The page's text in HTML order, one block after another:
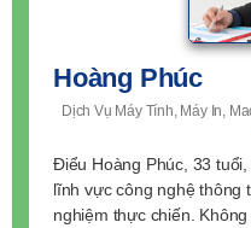
Hoàng Phúc
Dịch Vụ Máy Tính, Máy In,
Điểu Hoàng Phúc, 33
lĩnh vực công nghệ thông
nghiệm thực chiến.